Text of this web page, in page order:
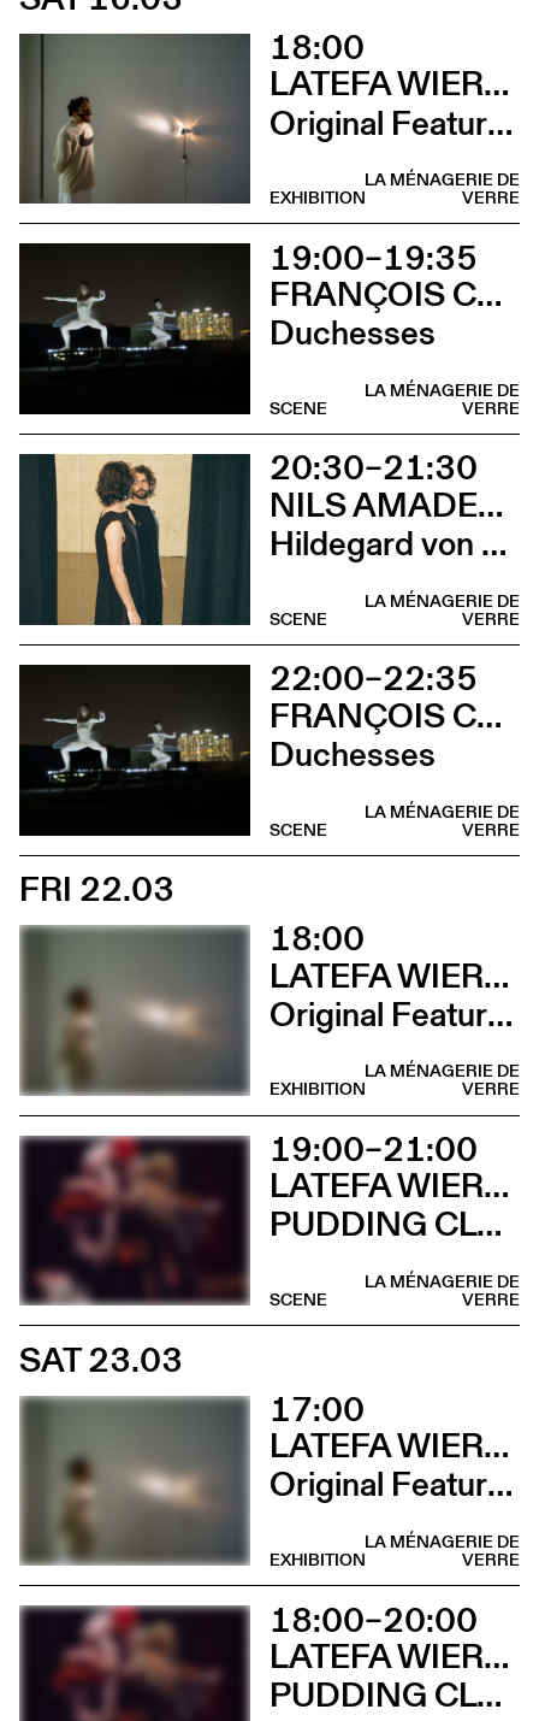
18:00
LATEFA WIERSCH
Original Features
LA MÉNAGERIE DE
VERRE
EXHIBITION
19:00–19:35
FRANÇOIS CHAIGNAUD & MARIE-CAROLINE HOMINAL
Duchesses
LA MÉNAGERIE DE
VERRE
SCENE
20:30–21:30
NILS AMADEUS LANGE
Hildegard von Bingen
LA MÉNAGERIE DE
VERRE
SCENE
22:00–22:35
FRANÇOIS CHAIGNAUD & MARIE-CAROLINE HOMINAL
Duchesses
LA MÉNAGERIE DE
VERRE
SCENE
FRI 22.03
18:00
LATEFA WIERSCH
Original Features
LA MÉNAGERIE DE
VERRE
EXHIBITION
19:00–21:00
LATEFA WIERSCH & EMMA MURRAY
PUDDING CLUB
LA MÉNAGERIE DE
VERRE
SCENE
SAT 23.03
17:00
LATEFA WIERSCH
Original Features
LA MÉNAGERIE DE
VERRE
EXHIBITION
18:00–20:00
LATEFA WIERSCH & EMMA MURRAY
PUDDING CLUB